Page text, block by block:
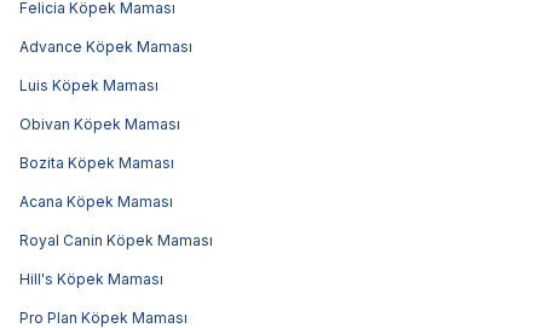
Felicia Köpek Maması
Advance Köpek Maması
Luis Köpek Maması
Obivan Köpek Maması
Bozita Köpek Maması
Acana Köpek Maması
Royal Canin Köpek Maması
Hill's Köpek Maması
Pro Plan Köpek Maması